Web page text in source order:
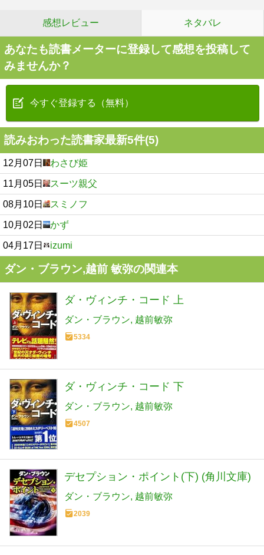
感想レビュー ネタバレ
あなたも読書メーターに登録して感想を投稿して
みませんか？
今すぐ登録する（無料）
読みおわった読書家最新5件(5)
12月07日 わさび姫
11月05日 スーツ親父
08月10日 スミノフ
10月02日 かず
04月17日 izumi
ダン・ブラウン,越前 敏弥の関連本
ダ・ヴィンチ・コード 上
ダン・ブラウン 越前敏弥
5334
ダ・ヴィンチ・コード 下
ダン・ブラウン 越前敏弥
4507
デセプション・ポイント(下) (角川文庫)
ダン・ブラウン 越前敏弥
2039